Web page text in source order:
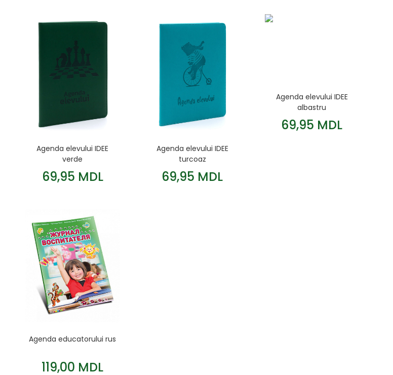
Agenda elevului IDEE
verde
69,95 MDL
Agenda elevului IDEE
turcoaz
69,95 MDL
Agenda elevului IDEE
albastru
69,95 MDL
Agenda educatorului rus
119,00 MDL